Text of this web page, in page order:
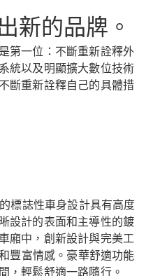
新的品牌。
第一位：不斷重新詮釋外
統以及明顯擴大數位技術
斷重新詮釋自己的具體措
標誌性車身設計具有高度
設計的表面和主導性的鍍
廂中，創新設計與完美工
豐富情感。豪華舒適功能
，輕鬆舒適一路隨行。